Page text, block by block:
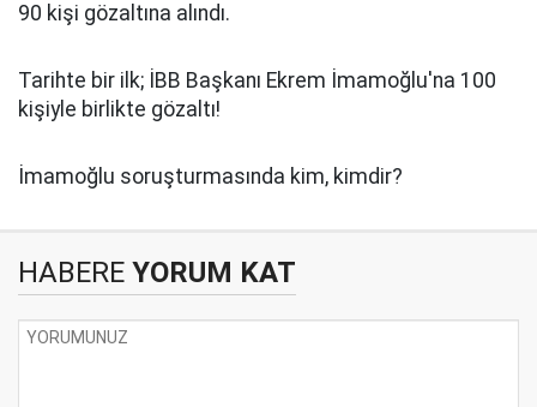
90 kişi gözaltına alındı.
Tarihte bir ilk; İBB Başkanı Ekrem İmamoğlu'na 100
kişiyle birlikte gözaltı!
İmamoğlu soruşturmasında kim, kimdir?
HABERE YORUM KAT